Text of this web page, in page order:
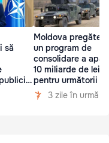
să
Moldova
un program de
consolidare a
10 miliarde de lei
pentru următorii
ani
3 zile în urmă